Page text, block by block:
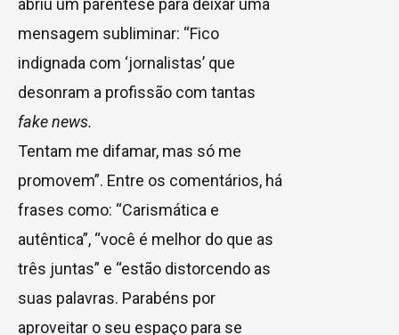
abriu um parêntese para deixar uma
mensagem subliminar: “Fico
indignada com ‘jornalistas’ que
desonram a profissão com tantas
fake news.
Tentam me difamar, mas só me
promovem”. Entre os comentários, há
frases como: “Carismática e
autêntica”, “você é melhor do que as
três juntas” e “estão distorcendo as
suas palavras. Parabéns por
aproveitar o seu espaço para se